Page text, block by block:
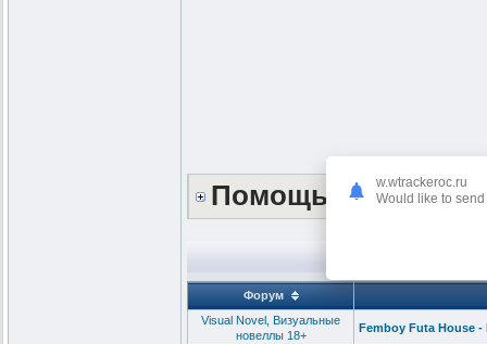
Помощь сайту
Форум
Visual Novel, Визуальные
новеллы 18+
Femboy Futa House -
w.wtrackeroc.ru
Would like to